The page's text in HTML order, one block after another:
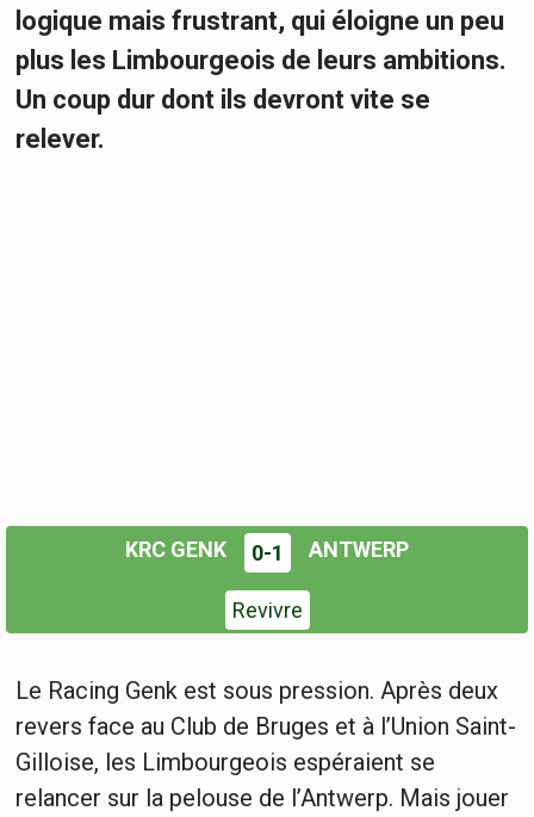
logique mais frustrant, qui éloigne un peu
plus les Limbourgeois de leurs ambitions.
Un coup dur dont ils devront vite se
relever.
KRC GENK 0-1 ANTWERP
Revivre
Le Racing Genk est sous pression. Après deux
revers face au Club de Bruges et à l’Union Saint-
Gilloise, les Limbourgeois espéraient se
relancer sur la pelouse de l’Antwerp. Mais jouer